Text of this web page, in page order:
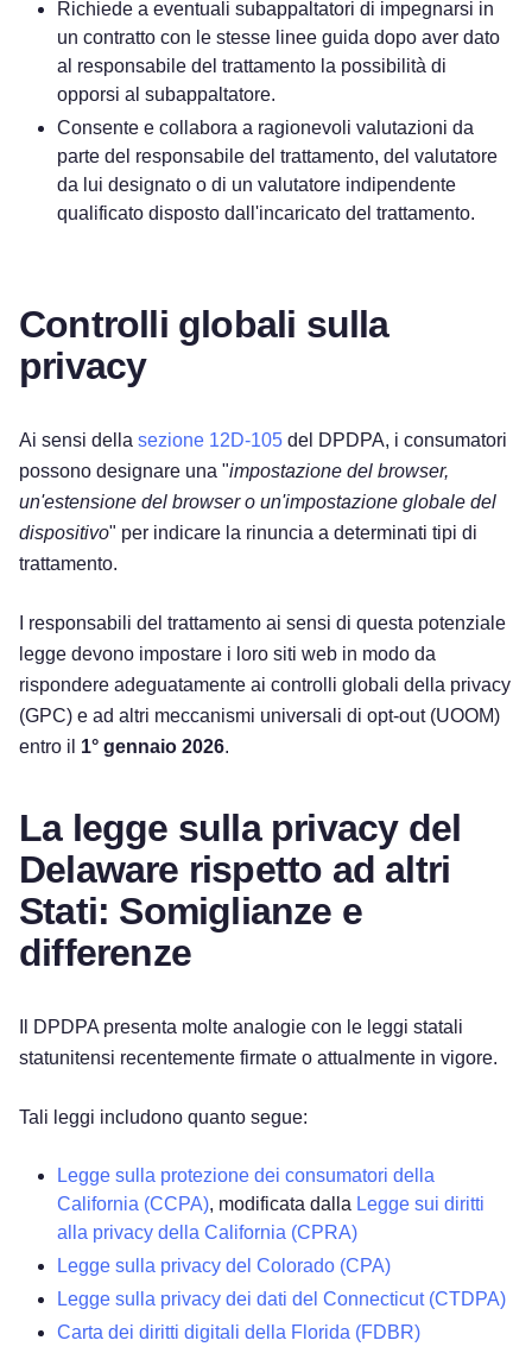
Richiede a eventuali subappaltatori di impegnarsi in
un contratto con le stesse linee guida dopo aver dato
al responsabile del trattamento la possibilità di
opporsi al subappaltatore.
Consente e collabora a ragionevoli valutazioni da
parte del responsabile del trattamento, del valutatore
da lui designato o di un valutatore indipendente
qualificato disposto dall'incaricato del trattamento.
Controlli globali sulla
privacy
Ai sensi della sezione 12D-105 del DPDPA, i consumatori
possono designare una "impostazione del browser,
un'estensione del browser o un'impostazione globale del
dispositivo" per indicare la rinuncia a determinati tipi di
trattamento.
I responsabili del trattamento ai sensi di questa potenziale
legge devono impostare i loro siti web in modo da
rispondere adeguatamente ai controlli globali della privacy
(GPC) e ad altri meccanismi universali di opt-out (UOOM)
entro il 1° gennaio 2026.
La legge sulla privacy del
Delaware rispetto ad altri
Stati: Somiglianze e
differenze
Il DPDPA presenta molte analogie con le leggi statali
statunitensi recentemente firmate o attualmente in vigore.
Tali leggi includono quanto segue:
Legge sulla protezione dei consumatori della
California (CCPA), modificata dalla Legge sui diritti
alla privacy della California (CPRA)
Legge sulla privacy del Colorado (CPA)
Legge sulla privacy dei dati del Connecticut (CTDPA)
Carta dei diritti digitali della Florida (FDBR)